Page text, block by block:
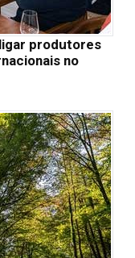
produtores
no